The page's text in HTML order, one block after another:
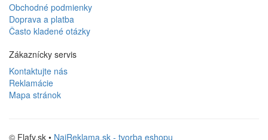
Obchodné podmienky
Doprava a platba
Často kladené otázky
Zákaznícky servis
Kontaktujte nás
Reklamácie
Mapa stránok
© Flafy.sk • NajReklama.sk - tvorba eshopu